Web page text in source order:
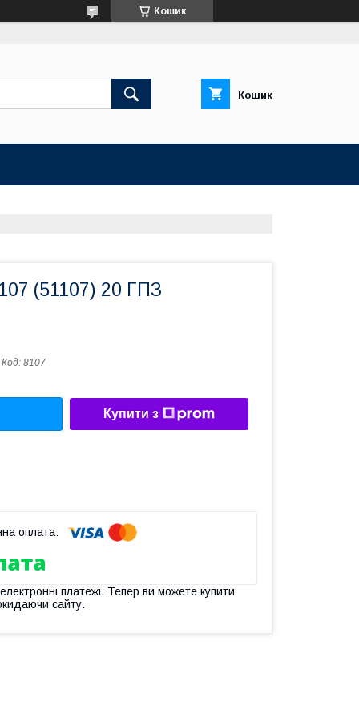
Кошик
Кошик
(51107) 20 ГПЗ
Код: 8107
Купити з
платежі. Тепер ви можете купити
сайту.